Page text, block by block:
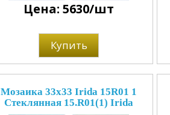
Цена: 5630/шт
Купить
Мозаика 33x33 Irida 15R01 1
Стеклянная 15.R01(1) Irida